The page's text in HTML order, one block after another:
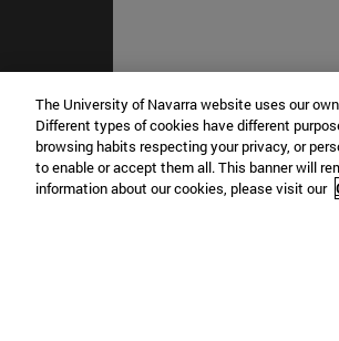
The University of Navarra website uses our
Different types of cookies have different
browsing habits respecting your privacy, or
to enable or accept them all. This banner will
information about our cookies, please visit our